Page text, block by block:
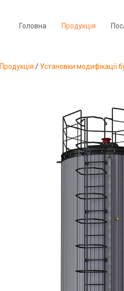
Головна Продукція
Продукція / Установки модифікації